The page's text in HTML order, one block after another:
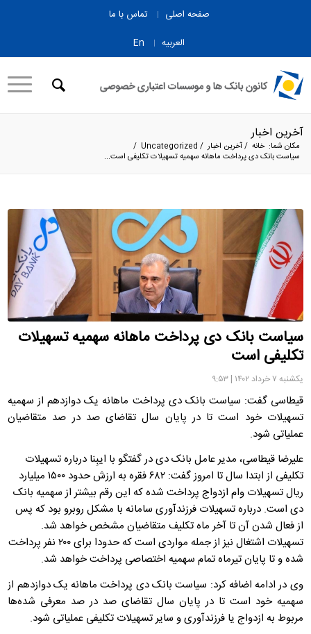
صفحه اصلی
تماس با ما
العربیه
En
آخرین اخبار
مکان شما: خانه /آخرین اخبار /
Uncategorized
/
سیاست بانک دی پرداخت ماهانه سهمیه تسهیلات تکلیفی است...
سیاست بانک دی پرداخت ماهانه سهمیه تسهیلات
تکلیفی است
یکشنبه ۷ خرداد ۱۴۰۲ | ۹:۵۳
قیطاسی گفت: سیاست بانک دی پرداخت ماهانه یک دوازدهم از سهمیه
تسهیلات خود است تا در پایان سال تقاضای صد در صد متقاضیان
عملیاتی شود.
علیرضا قیطاسی، مدیر عامل بانک دی در گفتگو با ایبِنا درباره تسهیلات
تکلیفی از ابتدا سال تا امروز گفت: ۶۸۲ فقره به ارزش حدود ۱۵۰۰ میلیارد
ریال تسهیلات وام ازدواج پرداخت شده که این رقم بیشتر از سهمیه بانک
دی است. درباره تسهیلات فرزندآوری سامانه با مشکل روبرو بود که پس
از فعال شدن آن تا آخر ماه تکلیف متقاضیان مشخص خواهد شد.
تسهیلات اشتغال نیز از جمله مواردی است که حدودا برای ۲۰۰ نفر پرداخت
شده و تا پایان تیرماه تمام سهمیه اختصاصی پرداخت خواهد شد.
وی در ادامه اضافه کرد: سیاست بانک دی پرداخت ماهانه یک دوازدهم از
سهمیه خود است تا در پایان سال تقاضای صد در صد معرفی شده‌ها
مربوط به ازدواج یا فرزندآوری و سایر تسهیلات تکلیفی عملیاتی شود.